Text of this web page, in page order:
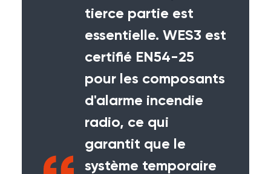
tierce partie est
essentielle. WES3 est
certifié EN54-25
pour les composants
d'alarme incendie
radio, ce qui
garantit que le
système temporaire